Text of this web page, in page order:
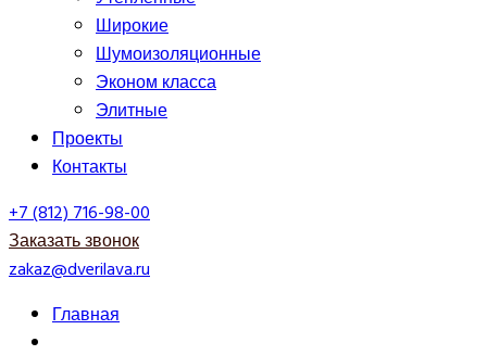
Широкие
Шумоизоляционные
Эконом класса
Элитные
Проекты
Контакты
+7 (812) 716-98-00
Заказать звонок
zakaz@dverilava.ru
Главная